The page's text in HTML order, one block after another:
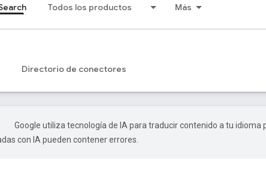
Todos los productos Más
Directorio de conectores
Google utiliza tecnología de IA para traducir contenido a tu idioma
con IA pueden contener errores.